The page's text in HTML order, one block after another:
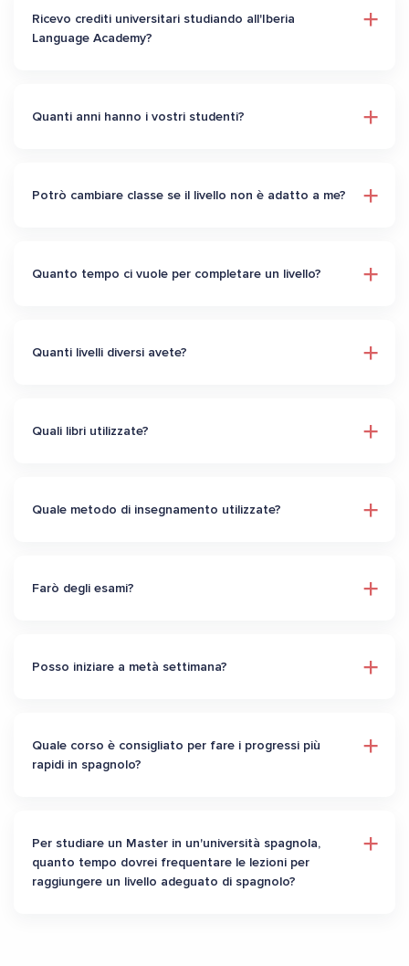
Ricevo crediti universitari studiando all'Iberia
Language Academy?
Quanti anni hanno i vostri studenti?
Potrò cambiare classe se il livello non è adatto a me?
Quanto tempo ci vuole per completare un livello?
Quanti livelli diversi avete?
Quali libri utilizzate?
Quale metodo di insegnamento utilizzate?
Farò degli esami?
Posso iniziare a metà settimana?
Quale corso è consigliato per fare i progressi più
rapidi in spagnolo?
Per studiare un Master in un'università spagnola,
quanto tempo dovrei frequentare le lezioni per
raggiungere un livello adeguato di spagnolo?